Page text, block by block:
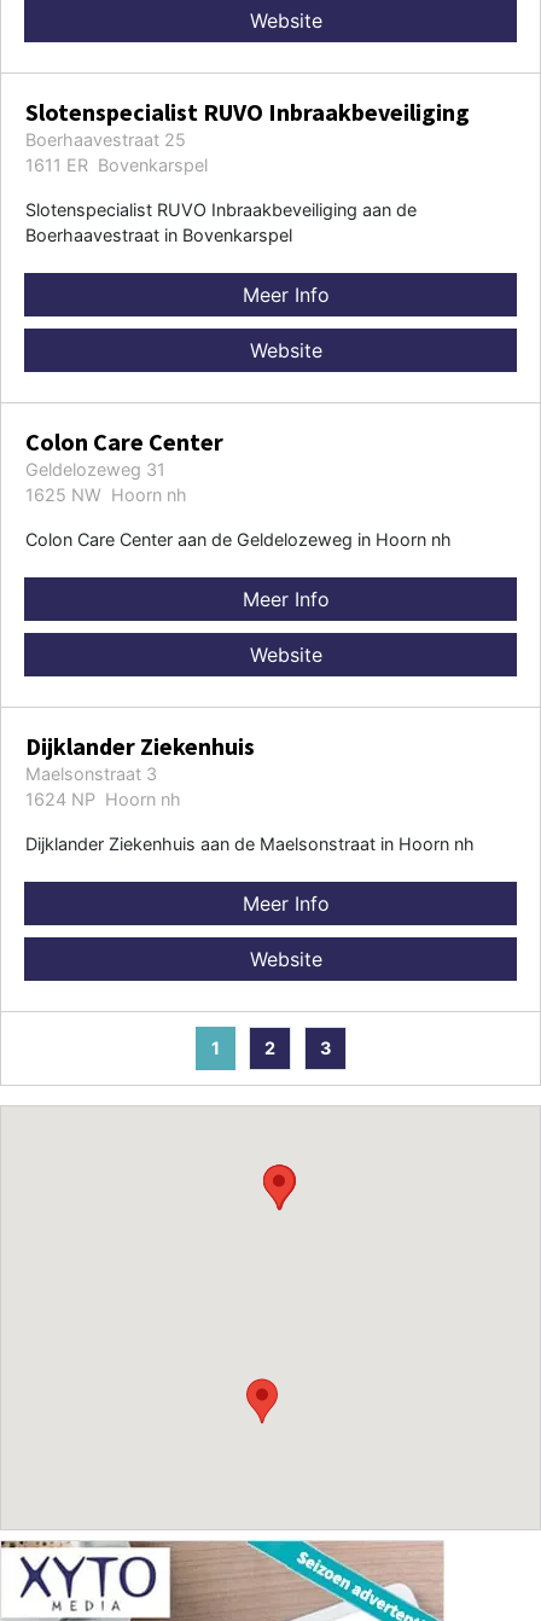
Website
Slotenspecialist RUVO Inbraakbeveiliging
Boerhaavestraat 25
1611 ER Bovenkarspel
Slotenspecialist RUVO Inbraakbeveiliging aan de
Boerhaavestraat in Bovenkarspel
Meer Info
Website
Colon Care Center
Geldelozeweg 31
1625 NW Hoorn nh
Colon Care Center aan de Geldelozeweg in Hoorn nh
Meer Info
Website
Dijklander Ziekenhuis
Maelsonstraat 3
1624 NP Hoorn nh
Dijklander Ziekenhuis aan de Maelsonstraat in Hoorn nh
Meer Info
Website
1 2 3